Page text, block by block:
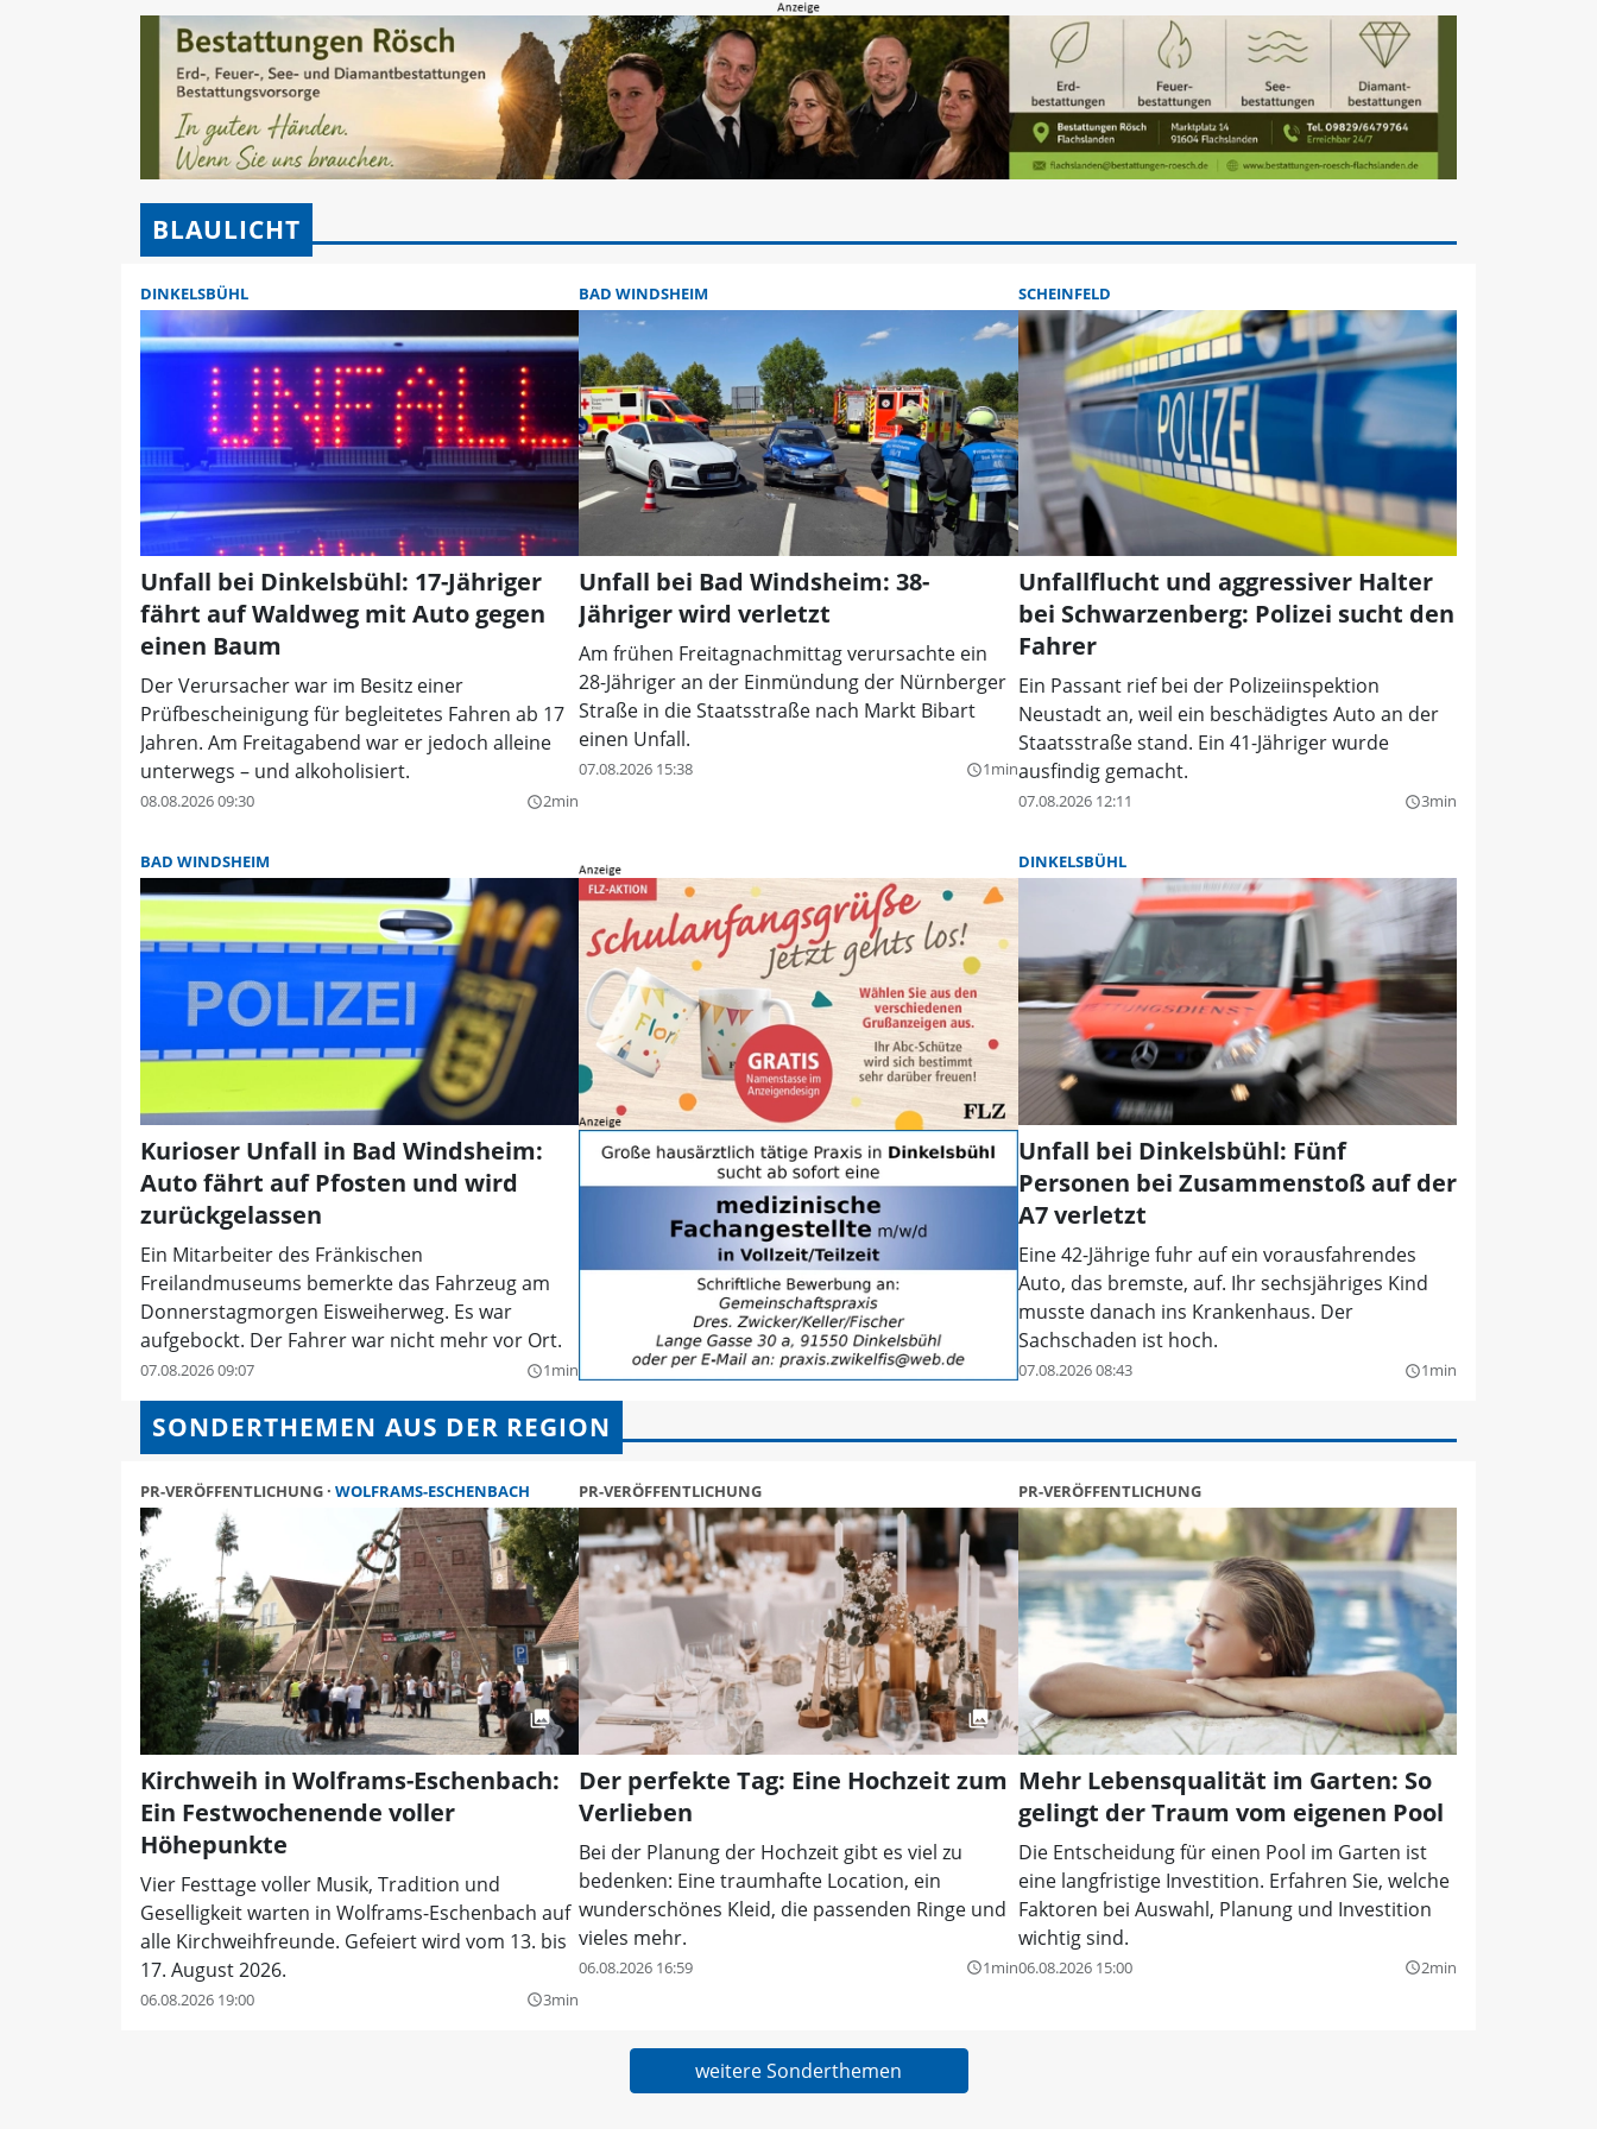
BLAULICHT
DINKELSBÜHL
Unfall bei Dinkelsbühl: 17-Jähriger
fährt auf Waldweg mit Auto gegen
einen Baum
Der Verursacher war im Besitz einer
Prüfbescheinigung für begleitetes Fahren ab 17
Jahren. Am Freitagabend war er jedoch alleine
unterwegs – und alkoholisiert.
08.08.2026 09:30 query_builder2min
BAD WINDSHEIM
Unfall bei Bad Windsheim: 38-
Jähriger wird verletzt
Am frühen Freitagnachmittag verursachte ein
28-Jähriger an der Einmündung der Nürnberger
Straße in die Staatsstraße nach Markt Bibart
einen Unfall.
07.08.2026 15:38 query_builder1min
SCHEINFELD
Unfallflucht und aggressiver Halter
bei Schwarzenberg: Polizei sucht den
Fahrer
Ein Passant rief bei der Polizeiinspektion
Neustadt an, weil ein beschädigtes Auto an der
Staatsstraße stand. Ein 41-Jähriger wurde
ausfindig gemacht.
07.08.2026 12:11 query_builder3min
BAD WINDSHEIM
Kurioser Unfall in Bad Windsheim:
Auto fährt auf Pfosten und wird
zurückgelassen
Ein Mitarbeiter des Fränkischen
Freilandmuseums bemerkte das Fahrzeug am
Donnerstagmorgen Eisweiherweg. Es war
aufgebockt. Der Fahrer war nicht mehr vor Ort.
07.08.2026 09:07 query_builder1min
DINKELSBÜHL
Unfall bei Dinkelsbühl: Fünf
Personen bei Zusammenstoß auf der
A7 verletzt
Eine 42-Jährige fuhr auf ein vorausfahrendes
Auto, das bremste, auf. Ihr sechsjähriges Kind
musste danach ins Krankenhaus. Der
Sachschaden ist hoch.
07.08.2026 08:43 query_builder1min
SONDERTHEMEN AUS DER REGION
PR-VERÖFFENTLICHUNG WOLFRAMS-ESCHENBACH
Kirchweih in Wolframs-Eschenbach:
Ein Festwochenende voller
Höhepunkte
Vier Festtage voller Musik, Tradition und
Geselligkeit warten in Wolframs-Eschenbach auf
alle Kirchweihfreunde. Gefeiert wird vom 13. bis
17. August 2026.
06.08.2026 19:00 query_builder3min
PR-VERÖFFENTLICHUNG
Der perfekte Tag: Eine Hochzeit zum
Verlieben
Bei der Planung der Hochzeit gibt es viel zu
bedenken: Eine traumhafte Location, ein
wunderschönes Kleid, die passenden Ringe und
vieles mehr.
06.08.2026 16:59 query_builder1min
PR-VERÖFFENTLICHUNG
Mehr Lebensqualität im Garten: So
gelingt der Traum vom eigenen Pool
Die Entscheidung für einen Pool im Garten ist
eine langfristige Investition. Erfahren Sie, welche
Faktoren bei Auswahl, Planung und Investition
wichtig sind.
06.08.2026 15:00 query_builder2min
weitere Sonderthemen